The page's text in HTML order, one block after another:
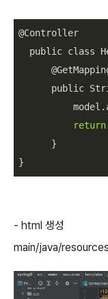
@Controller
public class
public
return
      }
}
- html 생성
main/java/